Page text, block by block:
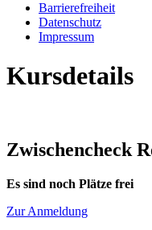
Barrierefreiheit
Datenschutz
Impressum
Kursdetails
Zwischencheck
Es sind noch Plätze frei
Zur Anmeldung